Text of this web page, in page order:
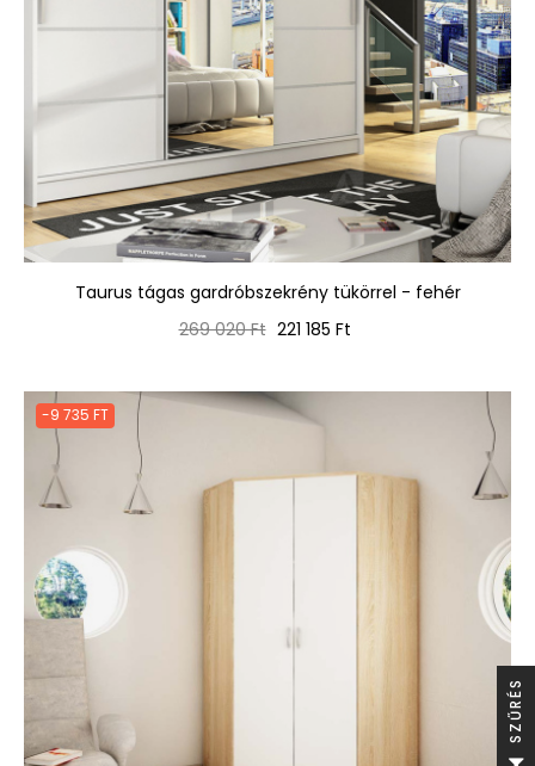
Taurus tágas gardróbszekrény tükörrel - fehér
Normál
269 020 Ft Ár
221 185 Ft
-9 735 FT
S